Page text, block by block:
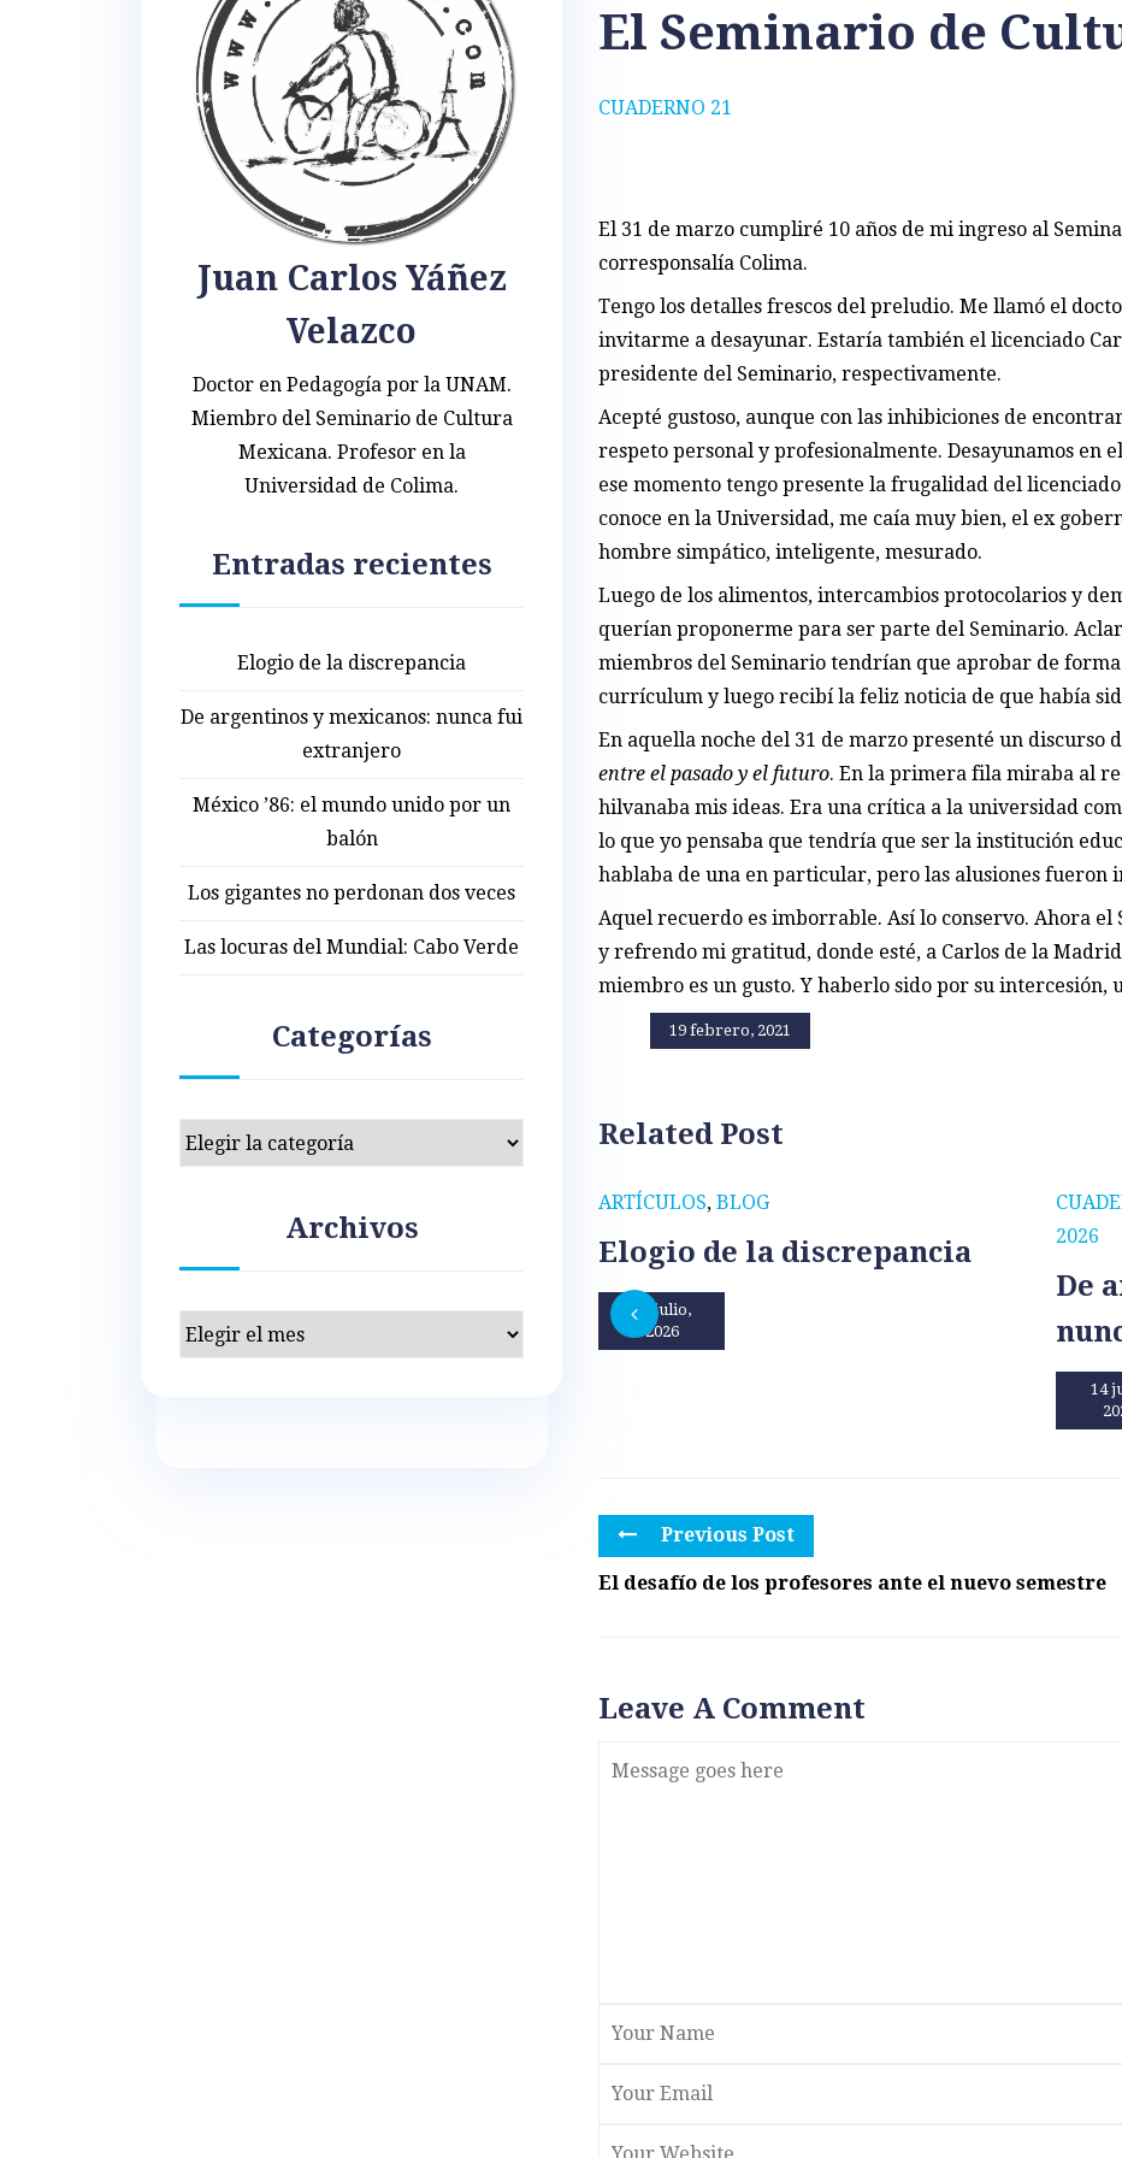
CUADERNO 21
El Seminario de
19 febrero, 2021
El 31 de marzo cumpliré 10 años de mi ingreso al
corresponsalía Colima.
Tengo los detalles frescos del preludio. Me llamó el
invitarme a desayunar. Estaría también el licenciado
presidente del Seminario, respectivamente.
Acepté gustoso, aunque con las inhibiciones de
respeto personal y profesionalmente. Desayunamos en
ese momento tengo presente la frugalidad del
conoce en la Universidad, me caía muy bien, el ex
hombre simpático, inteligente, mesurado.
Luego de los alimentos, intercambios protocolarios y
querían proponerme para ser parte del Seminario.
miembros del Seminario tendrían que aprobar de
currículum y luego recibí la feliz noticia de que había
En aquella noche del 31 de marzo presenté un discurso
entre el pasado y el futuro. En la primera fila miraba al
hilvanaba mis ideas. Era una crítica a la universidad
lo que yo pensaba que tendría que ser la institución
hablaba de una en particular, pero las alusiones
Aquel recuerdo es imborrable. Así lo conservo. Ahora el
y refrendo mi gratitud, donde esté, a Carlos de la
miembro es un gusto. Y haberlo sido por su intercesión,
Related Post
ARTÍCULOS, BLOG
Elogio de la discrepancia
31 julio,
2026
2026
De
14
Previous Post
El desafío de los profesores ante el nuevo semestre
Leave A Comment
Juan Carlos Yáñez
Velazco
Doctor en Pedagogía por la UNAM.
Miembro del Seminario de Cultura
Mexicana. Profesor en la
Universidad de Colima.
Entradas recientes
Elogio de la discrepancia
De argentinos y mexicanos: nunca fui
extranjero
México ’86: el mundo unido por un
balón
Los gigantes no perdonan dos veces
Las locuras del Mundial: Cabo Verde
Categorías
Categorías
Archivos
Archivos